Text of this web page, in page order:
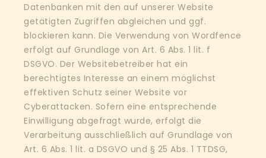
Datenbanken mit den auf unserer Website
getätigten Zugriffen abgleichen und ggf.
blockieren kann. Die Verwendung von Wordfence
erfolgt auf Grundlage von Art. 6 Abs. 1 lit. f
DSGVO. Der Websitebetreiber hat ein
berechtigtes Interesse an einem möglichst
effektiven Schutz seiner Website vor
Cyberattacken. Sofern eine entsprechende
Einwilligung abgefragt wurde, erfolgt die
Verarbeitung ausschließlich auf Grundlage von
Art. 6 Abs. 1 lit. a DSGVO und § 25 Abs. 1 TTDSG,